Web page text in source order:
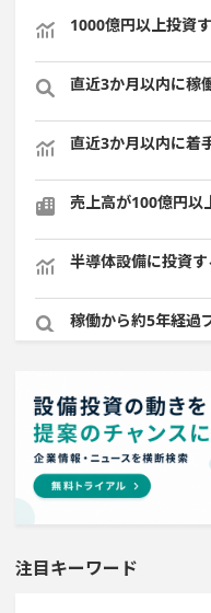
1000億円以上投資
直近3か月以内に稼
直近3か月以内に着
売上高が100億円以
半導体設備に投資
稼働から約5年経過
金融・保険事業を
設計画
関東地方で投資額
既に100億円以上
直近3か月以内に着
注目キーワード